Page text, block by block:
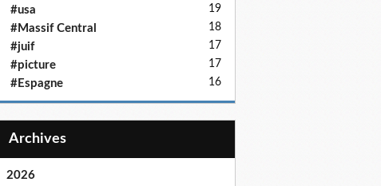
#usa 19
#Massif Central 18
#juif 17
#picture 17
#Espagne 16
Archives
2026